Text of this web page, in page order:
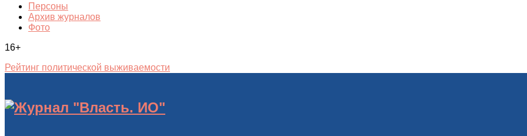
Персоны
Архив журналов
Фото
16+
Рейтинг политической выживаемости